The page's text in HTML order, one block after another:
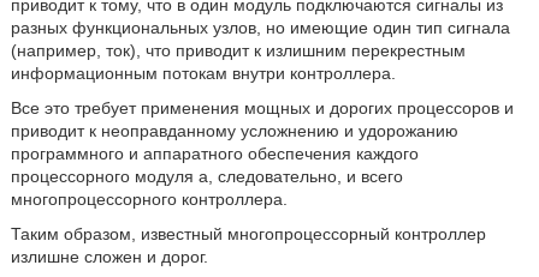
приводит к тому, что в один модуль подключаются сигналы из
разных функциональных узлов, но имеющие один тип сигнала
(например, ток), что приводит к излишним перекрестным
информационным потокам внутри контроллера.
Все это требует применения мощных и дорогих процессоров и
приводит к неоправданному усложнению и удорожанию
программного и аппаратного обеспечения каждого
процессорного модуля а, следовательно, и всего
многопроцессорного контроллера.
Таким образом, известный многопроцессорный контроллер
излишне сложен и дорог.